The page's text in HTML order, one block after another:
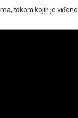
tokom kojih je viđeno